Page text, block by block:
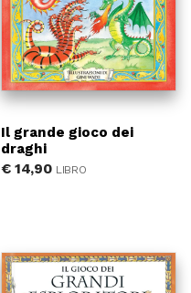
Il grande gioco dei
draghi
€14,90 LIBRO